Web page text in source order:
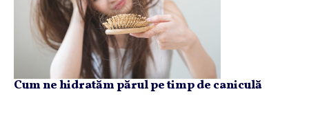
Cum ne hidratăm părul pe timp de caniculă